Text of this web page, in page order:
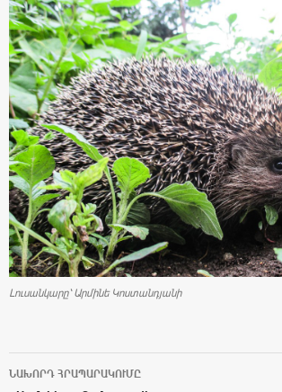
Լուսանկարը՝ Արմինե Կոստանդյանի
ՆԱԽՈՐԴ ՀՐԱՊԱՐԱԿՈՒՄԸ